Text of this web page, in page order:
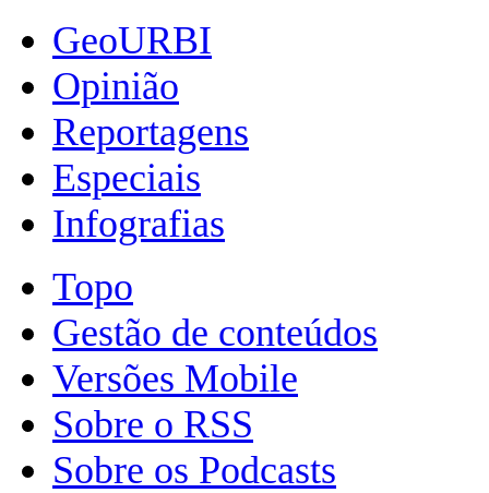
GeoURBI
Opinião
Reportagens
Especiais
Infografias
Topo
Gestão de conteúdos
Versões Mobile
Sobre o RSS
Sobre os Podcasts